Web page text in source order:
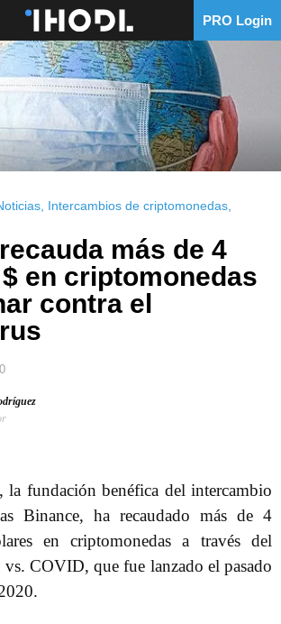
PRO Login
Intercambios de criptomonedas
más de 4
en criptomonedas
contra el
la fundación benéfica del intercambio
Binance, ha recaudado más de 4
en criptomonedas a través del
COVID, que fue lanzado el pasado